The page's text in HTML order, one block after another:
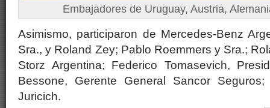
Embajadores de Uruguay, Austria,
Asimismo, participaron de Mercedes-Benz
Sra., y Roland Zey; Pablo Roemmers y Sra.;
Storz Argentina; Federico Tomasevich,
Bessone, Gerente General Sancor
Juricich.